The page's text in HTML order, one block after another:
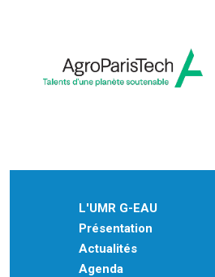
L'UMR G-EAU
Présentation
Actualités
Agenda